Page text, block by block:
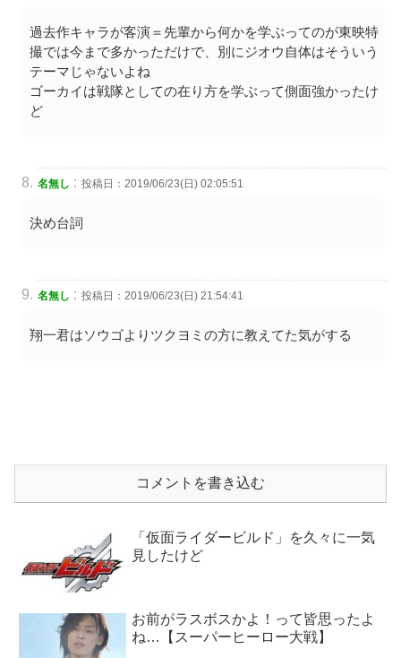
過去作キャラが客演＝先輩から何かを学ぶってのが東映特
撮では今まで多かっただけで、別にジオウ自体はそういう
テーマじゃないよね
ゴーカイは戦隊としての在り方を学ぶって側面強かったけ
ど
名無し : 投稿日：2019/06/23(日) 02:05:51
決め台詞
名無し : 投稿日：2019/06/23(日) 21:54:41
翔一君はソウゴよりツクヨミの方に教えてた気がする
コメントを書き込む
「仮面ライダービルド」を久々に一気
見したけど
お前がラスボスかよ！って皆思ったよ
ね…【スーパーヒーロー大戦】